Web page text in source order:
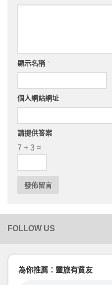
顯示名稱
個人網站網址
請提供答案
7 + 3 =
為你推薦：靈旅有貧友